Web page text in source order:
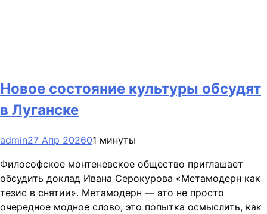
Новое состояние культуры обсудят
в Луганске
admin27 Апр 202601 минуты
Философское монтеневское общество приглашает
обсудить доклад Ивана Серокурова «Метамодерн как
тезис в снятии». Метамодерн — это не просто
очередное модное слово, это попытка осмыслить, как